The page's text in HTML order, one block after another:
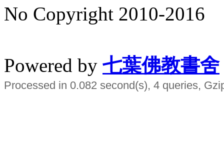
No Copyright 2010-2016
Powered by 七葉佛教書舍
Processed in 0.082 second(s), 4 queries,